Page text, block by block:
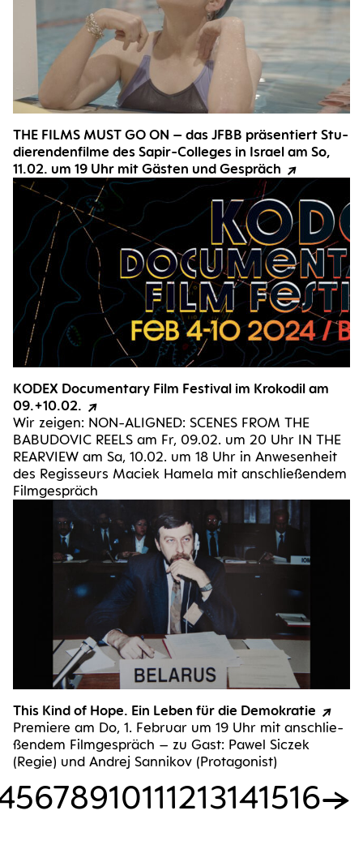
THE FILMS MUST GO ON – das JFBB prä­sen­tiert Stu­
die­ren­den­fil­me des Sapir-Col­le­ges in Isra­el am So,
11.02. um 19 Uhr mit Gäs­ten und Gespräch
KODEX Docu­men­ta­ry Film Fes­ti­val im Kro­ko­dil am
09.+10.02.
Wir zei­gen: NON-ALI­­G­NED: SCE­NES FROM THE
BABU­DO­VIC REELS am Fr, 09.02. um 20 Uhr IN THE
REAR­VIEW am Sa, 10.02. um 18 Uhr in Anwe­sen­heit
des Regis­seurs Maciek Hame­la mit anschlie­ßen­dem
Filmgespräch
This Kind of Hope. Ein Leben für die Demokratie
Pre­mie­re am Do, 1. Febru­ar um 19 Uhr mit anschlie­
ßen­dem Film­ge­spräch – zu Gast: Pawel Sic­zek
(Regie) und Andrej San­ni­kov (Prot­ago­nist)
5678910111213141516→